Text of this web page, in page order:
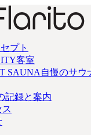
プト
客室
SAUNA 自慢のサウ
記録と案内